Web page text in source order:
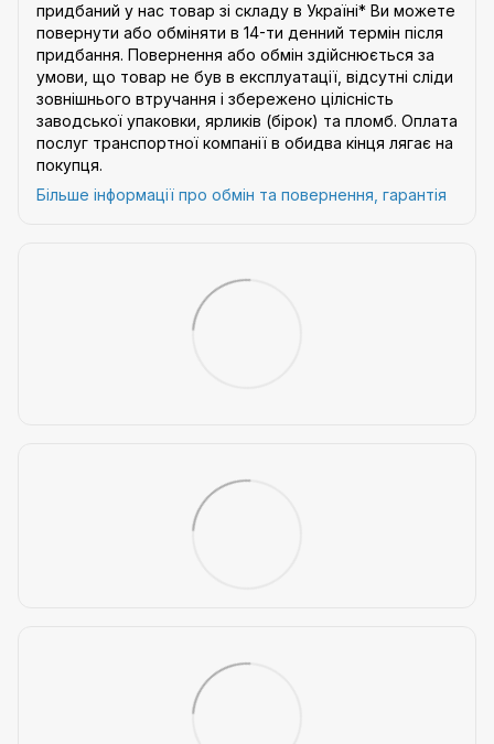
придбаний у нас товар зі складу в Україні* Ви можете
повернути або обміняти в 14-ти денний термін після
придбання. Повернення або обмін здійснюється за
умови, що товар не був в експлуатації, відсутні сліди
зовнішнього втручання і збережено цілісність
заводської упаковки, ярликів (бірок) та пломб. Оплата
послуг транспортної компанії в обидва кінця лягає на
покупця.
Більше інформації про обмін та повернення, гарантія